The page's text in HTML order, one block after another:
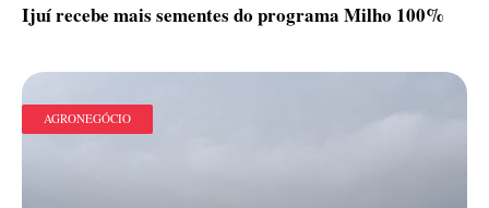
Ijuí recebe mais sementes do programa Milho 100%
AGRONEGÓCIO